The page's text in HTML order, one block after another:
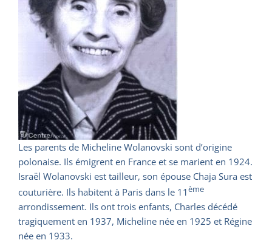
Les parents de Micheline Wolanovski sont d’origine
polonaise. Ils émigrent en France et se marient en 1924.
Israël Wolanovski est tailleur, son épouse Chaja Sura est
couturière. Ils habitent à Paris dans le 11ème
arrondissement. Ils ont trois enfants, Charles décédé
tragiquement en 1937, Micheline née en 1925 et Régine
née en 1933.